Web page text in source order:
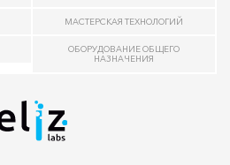
МАСТЕРСКАЯ ТЕХНОЛОГИЙ
ОБОРУДОВАНИЕ ОБЩЕГО
НАЗНАЧЕНИЯ